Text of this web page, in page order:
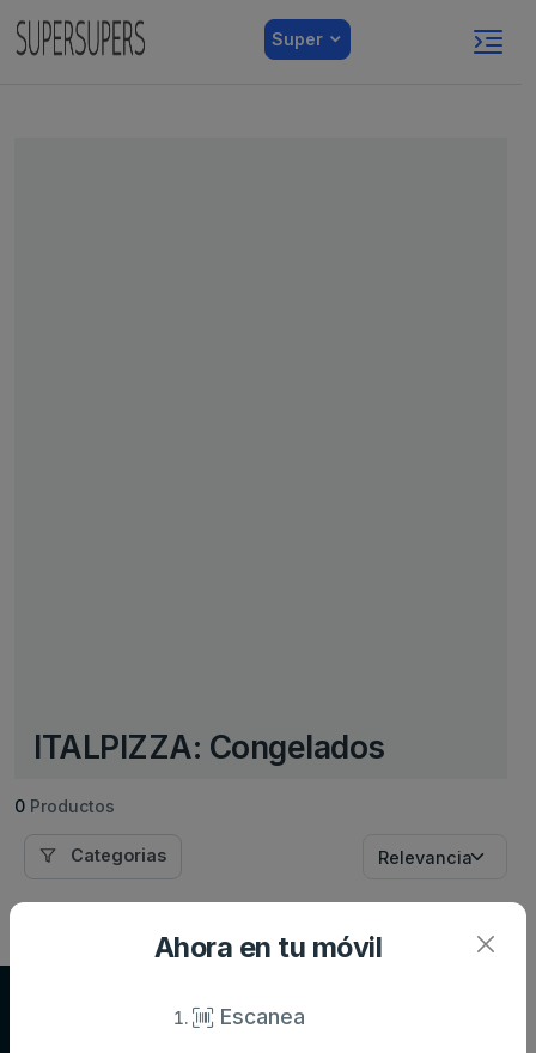
Super
ITALPIZZA: Congelados
0 Productos
Categorias
Ahora en tu móvil
Escanea
Supersupers.com